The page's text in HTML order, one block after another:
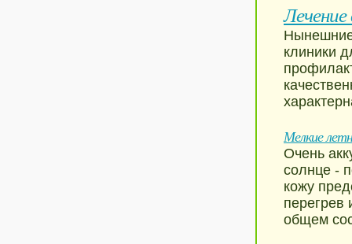
клиники
Мелкие
Очень
солнце -
кожу
перегрев
общем